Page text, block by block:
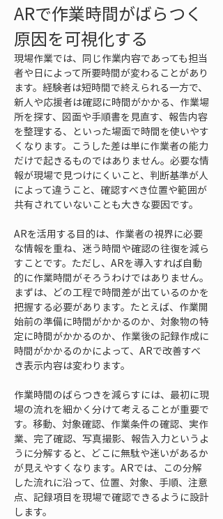
ARで作業時間がばらつく
原因を可視化する
現場作業では、同じ作業内容であっても担当
者や日によって所要時間が変わることがあり
ます。経験者は短時間で終えられる一方で、
新人や応援者は確認に時間がかかる、作業場
所を探す、図面や手順書を見直す、報告内容
を整理する、といった場面で時間を使いやす
くなります。こうした差は単に作業者の能力
だけで起きるものではありません。必要な情
報が現場で見つけにくいこと、判断基準が人
によって違うこと、確認すべき位置や範囲が
共有されていないことも大きな要因です。
ARを活用する目的は、作業者の視界に必要
な情報を重ね、迷う時間や確認の往復を減ら
すことです。ただし、ARを導入すれば自動
的に作業時間がそろうわけではありません。
まずは、どの工程で時間差が出ているのかを
把握する必要があります。たとえば、作業開
始前の準備に時間がかかるのか、対象物の特
定に時間がかかるのか、作業後の記録作成に
時間がかかるのかによって、ARで改善すべ
き表示内容は変わります。
作業時間のばらつきを減らすには、最初に現
場の流れを細かく分けて考えることが重要で
す。移動、対象確認、作業条件の確認、実作
業、完了確認、写真撮影、報告入力というよ
うに分解すると、どこに無駄や迷いがあるか
が見えやすくなります。ARでは、この分解
した流れに沿って、位置、対象、手順、注意
点、記録項目を現場で確認できるように設計
します。